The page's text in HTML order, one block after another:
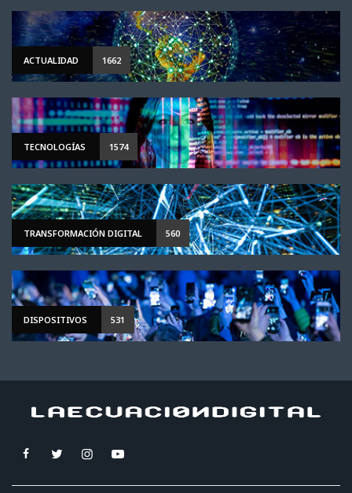
ACTUALIDAD 1662
TECNOLOGÍAS 1574
TRANSFORMACIÓN DIGITAL 560
DISPOSITIVOS 531